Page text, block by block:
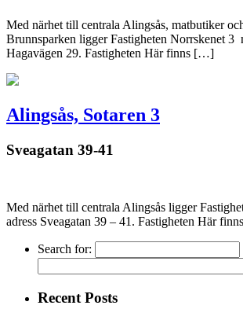
Med närhet till centrala Alingsås, matbutiker
Brunnsparken ligger Fastigheten Norrskenet 3
Hagavägen 29. Fastigheten Här finns […]
Alingsås, Sotaren 3
Sveagatan 39-41
Med närhet till centrala Alingsås ligger
adress Sveagatan 39 – 41. Fastigheten Här
Search for:
Recent Posts